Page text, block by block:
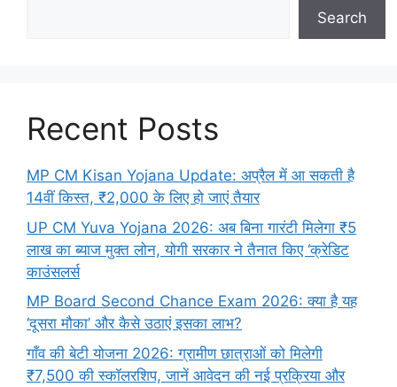
Search
Recent Posts
MP CM Kisan Yojana Update: अप्रैल में आ सकती है
14वीं किस्त, ₹2,000 के लिए हो जाएं तैयार
UP CM Yuva Yojana 2026: अब बिना गारंटी मिलेगा ₹5
लाख का ब्याज मुक्त लोन, योगी सरकार ने तैनात किए ‘क्रेडिट
काउंसलर्स
MP Board Second Chance Exam 2026: क्या है यह
‘दूसरा मौका’ और कैसे उठाएं इसका लाभ?
गाँव की बेटी योजना 2026: ग्रामीण छात्राओं को मिलेगी
₹7,500 की स्कॉलरशिप, जानें आवेदन की नई प्रक्रिया और